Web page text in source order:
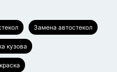
Замена автостекол
кузова